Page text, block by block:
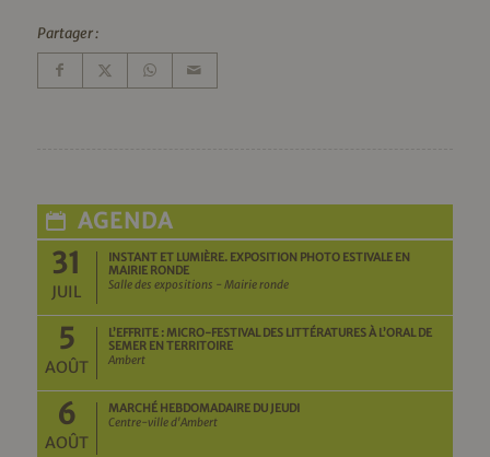
Partager :
AGENDA
31
JUIL
INSTANT ET LUMIÈRE. EXPOSITION PHOTO ESTIVALE EN
MAIRIE RONDE
Salle des expositions - Mairie ronde
5
AOÛT
L’EFFRITE : MICRO-FESTIVAL DES LITTÉRATURES À L’ORAL DE
SEMER EN TERRITOIRE
Ambert
6
AOÛT
MARCHÉ HEBDOMADAIRE DU JEUDI
Centre-ville d'Ambert